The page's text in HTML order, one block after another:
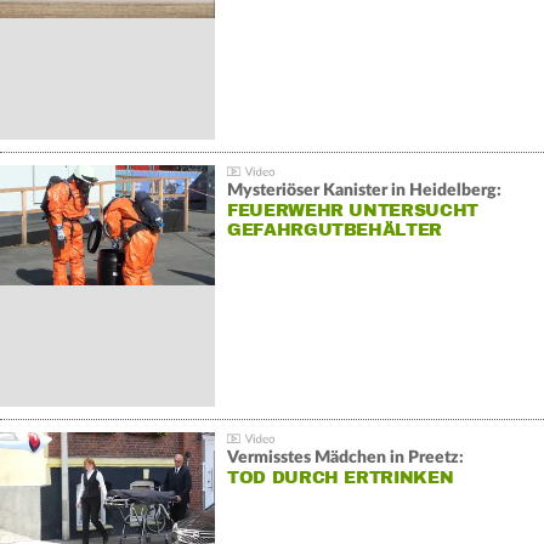
Mysteriöser Kanister in Heidelberg:
FEUERWEHR UNTERSUCHT
GEFAHRGUTBEHÄLTER
Vermisstes Mädchen in Preetz:
TOD DURCH ERTRINKEN